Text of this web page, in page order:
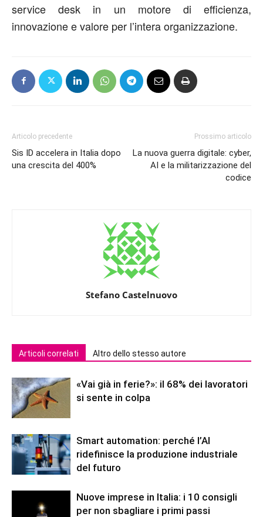
service desk in un motore di efficienza,
innovazione e valore per l’intera organizzazione.
Articolo precedente
Sis ID accelera in Italia dopo
una crescita del 400%
Prossimo articolo
La nuova guerra digitale: cyber,
AI e la militarizzazione del
codice
Stefano Castelnuovo
Articoli correlati Altro dello stesso autore
«Vai già in ferie?»: il 68% dei lavoratori
si sente in colpa
Smart automation: perché l’AI
ridefinisce la produzione industriale
del futuro
Nuove imprese in Italia: i 10 consigli
per non sbagliare i primi passi